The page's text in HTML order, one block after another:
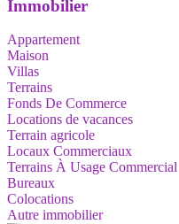
Immobilier
Appartement
Maison
Villas
Terrains
Fonds De Commerce
Locations de vacances
Terrain agricole
Locaux Commerciaux
Terrains À Usage Commercial
Bureaux
Colocations
Autre immobilier